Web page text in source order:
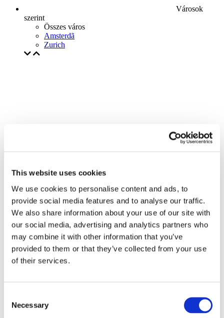
This website uses cookies
We use cookies to personalise content and ads, to
provide social media features and to analyse our traffic.
We also share information about your use of our site with
our social media, advertising and analytics partners who
may combine it with other information that you’ve
provided to them or that they’ve collected from your use
of their services.
Selection
Necessary
Városok
szerint
Összes város
Amsterdã
Zurich
Összes